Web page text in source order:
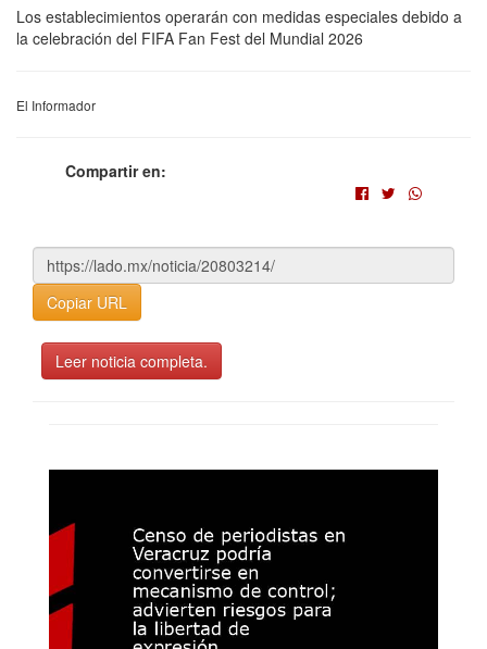
Los establecimientos operarán con medidas especiales debido a
la celebración del FIFA Fan Fest del Mundial 2026
El Informador
Compartir en:
Copiar URL
Leer noticia completa.